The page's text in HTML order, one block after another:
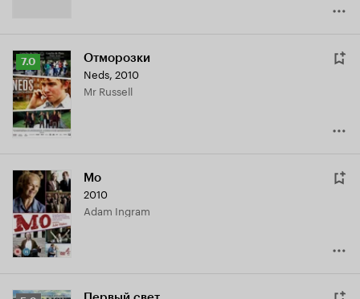
Рейтинг
Кинопоиска
7.0
7.0 Отморозки
Neds, 2010
Mr Russell
Mo
2010
Adam Ingram